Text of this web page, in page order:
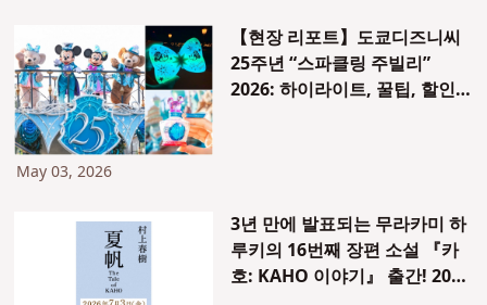
【현장 리포트】도쿄디즈니씨
25주년 “스파클링 주빌리”
2026: 하이라이트, 꿀팁, 할인
May 03, 2026
3년 만에 발표되는 무라카미 하
루키의 16번째 장편 소설 『카
호: KAHO 이야기』 출간! 2026